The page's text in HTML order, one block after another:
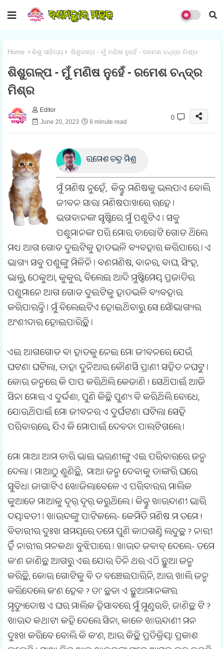
Home ଶିଶୁ ସାହିତ୍ୟ ଶିଶୁଗଳ୍ପ - ମୁଁ ମଣିଷ ନୁହେଁ - ରମେଶ ଚନ୍ଦ୍ର ମିଶ୍ର
ଶିଶୁଗଳ୍ପ - ମୁଁ ମଣିଷ ନୁହେଁ - ରମେଶ ଚନ୍ଦ୍ର
ମିଶ୍ର
Editor
June 20, 2023
6 minute read
0
ରମେଶ ଚନ୍ଦ୍ର ମିଶ୍ର
ମୁଁ ମଣିଷ ନୁହେଁ, କିନ୍ତୁ ମଣିଷକୁ ଭଲପାଏ ବୋଲି
ଜୀବନ ସାରା ମଣିଷପାଖରେ ରହେ ।
ଭଗବାନଙ୍କ ସୃଷ୍ଟିରେ ମୁଁ ପଶୁଟିଏ । ସବୁ
ପଶୁମାନଙ୍କ ପରି ମୋର ଚାରୋଟି ଗୋଡ ଥିଲେ
ମଧ୍ୟ ଆଗ ଗୋଡ ଦୁଇଟିକୁ ହାତଭଳି ବ୍ୟବହାର କରିପାରେ । ଏ
ଭାଗ୍ୟ ସବୁ ପଶୁଙ୍କୁ ମିଳିନି । ବଣମଣିଷ, ବାନର, ବାଘ, ସିଂହ,
ଭାଲୁ, ଠେକୁଆ, କୁକୁର, ବିଲେଇ ଆଦି ମୁଷ୍ଟିମେୟ ପ୍ରଜାତିର
ପଶୁମାନେ ଆଗ ଗୋଡ ଦୁଇଟିକୁ ହାତଭଳି ବ୍ୟବହାର
କରିପାରନ୍ତି । ମୁଁ ବିଲେଇଟିଏ ହୋଇଥିବାରୁ ସେ ସୌଭାଗ୍ୟର
ଅଂଶୀଦାର ହୋଇପାରିଛି ।
ଏଇ ଆଗଗୋଡ ବା ହାତକୁ ନେଇ ମୋ ଜୀବନରେ ଯେଉଁ
ଘଟଣା ଘଟିଲା, ତାହା ଦୁନିଆର କୌଣସି ପ୍ରାଣୀ ସହିତ ନଘଟୁ ।
କୋଉ ଜନ୍ମରେ କି ପାପ କରିଥିଲି କେଜାଣି ! ସେଥିପାଇଁ ଆଜି
ସିନା ମୋର ଏ ଦୁର୍ଦ୍ଦଶା, ପୁଣି କିଛି ପୁଣ୍ୟ ବି କରିଥିଲି ବୋଧେ,
ଯୋଉଥିପାଇଁ ମୋ ଜୀବନର ଏ ଦୁର୍ଘଟଣା ଘଟିଲା ସେହି
ପରିବାରରେ, ଯିଏ କି ମୋପାଇଁ ଦେବତା ପାଲଟିଗଲେ ।
ମୋ ମାଆ ଆମ ଚାରି ଭାଇ ଭଉଣୀଙ୍କୁ ଏଇ ପରିବାରରେ ଜନ୍ମ
ଦେଲା । ମାଆଠୁ ଶୁଣିଛି, ମାଆ ଜନ୍ମ ଦେବାକୁ ତାଙ୍କରି ଘରେ
ସୁବିଧା ଜାଗାଟିଏ ଖୋଜିଲାବେଳେ ଏ ପରିବାରର ମାଲିକ
କୁଆଡେ ମାଆକୁ ଦୂର୍ ଦୂର୍ କରୁଥିଲେ । କିନ୍ତୁ ଖାଉନ୍ଦାଣୀ ଭାରି
ଦୟାବତୀ । ଖାଉନ୍ଦଙ୍କୁ ପାଟିକଲେ- କେମିତି ମଣିଷ ମ ତମେ !
ବିଚାରୀର ଦୁଃଖ ସମୟରେ ତମେ ପୁଣି କାଠଗଣ୍ଡି ଲଦୁଛ ? ନାରୀ
ହିଁ ନାରୀର ମନକଥା ବୁଝିପାରେ । ଖାଉନ୍ଦ ଜବାବ୍ ଦେଲେ- ତମେ
କ'ଣ ଜାଣିଛ ଆଗରୁ ଏଇ ଯୋଉ ତିନି ଥର ଏଠି ଛୁଆ ଜନ୍ମ
କରିଛି, କୋଉ ଗୋଟିକୁ ବି ତ ବଞ୍ଚେଇପାରିନି, ଆଉ ଖାଲି ଜନ୍ମ
କରିଦେଲେ କ'ଣ ହେବ ? ତା' ଛଡା ଏ ଛୁଆମାନଙ୍କର
ମୃତ୍ୟୁଦୋଷ ଏ ଘର ମାଲିକ ହିସାବରେ ମୁଁ ମୁଣ୍ଡଉଚି, ଜାଣିଛ ଟି ?
ଖାଉନ୍ଦ କଥାଟା କହି ଦେଲେ ସିନା, କାଳେ ଖାଉନ୍ଦାଣୀ ମନ
ଦୁଃଖ କରିବେ ବୋଲି କି କ'ଣ, ଆଉ କିଛି ପ୍ରତିକ୍ରିୟା ପ୍ରକାଶ